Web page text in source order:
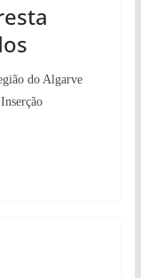
do Algarve